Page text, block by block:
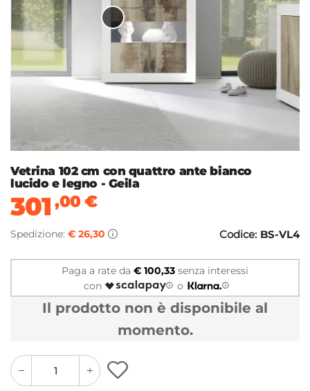
Vetrina 102 cm con quattro ante bianco
lucido e legno - Geila
301,00€
Spedizione: € 26,30 Codice: BS-VL4
Paga a rate da € 100,33 senza interessi
con
o
Il prodotto non è disponibile al
momento.
quantity
button
quantity
minus
button